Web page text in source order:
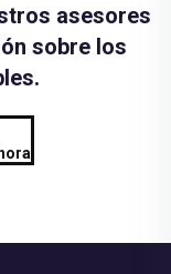
asesores
sobre los